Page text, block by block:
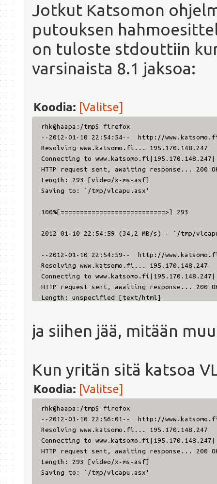
Jotkut Katsomon
putouksen
on tuloste stdouttiin
varsinaista 8.1 jaksoa:
Koodia: [Valitse]
rhk@haapa:/tmp$ firefox
--2012-01-10 22:54:54-- http://www.katsomo.fi/
Resolving www.katsomo.fi... 195.170.148.247
Connecting to
HTTP request sent, awaiting response... 200
Length: 293 [video/x-ms-asf]
Saving to: `/tmp/vlcapu.asx'
2012-01-10 22:54:59 (34,2 MB/s) - `/tmp/
--2012-01-10 22:54:59-- http://
Resolving www.katsomo.fi... 195.170.148.247
Connecting to
HTTP request sent, awaiting response... 200
Length: unspecified [text/html]
[ <=> ] 117 676
ja siihen jää, mitään
Kun yritän sitä katsoa
Koodia: [Valitse]
rhk@haapa:/tmp$ firefox
--2012-01-10 22:56:01-- http://www.katsomo.fi/
Resolving www.katsomo.fi... 195.170.148.247
Connecting to
HTTP request sent, awaiting response... 200
Length: 293 [video/x-ms-asf]
Saving to: `/tmp/vlcapu.asx'